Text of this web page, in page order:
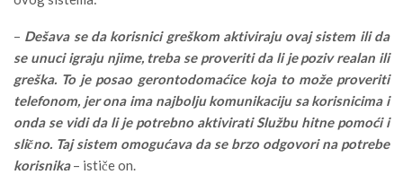
– Dešava se da korisnici greškom aktiviraju ovaj sistem ili da
se unuci igraju njime, treba se proveriti da li je poziv realan ili
greška. To je posao gerontodomaćice koja to može proveriti
telefonom, jer ona ima najbolju komunikaciju sa korisnicima i
onda se vidi da li je potrebno aktivirati Službu hitne pomoći i
slično. Taj sistem omogućava da se brzo odgovori na potrebe
korisnika – ističe on.